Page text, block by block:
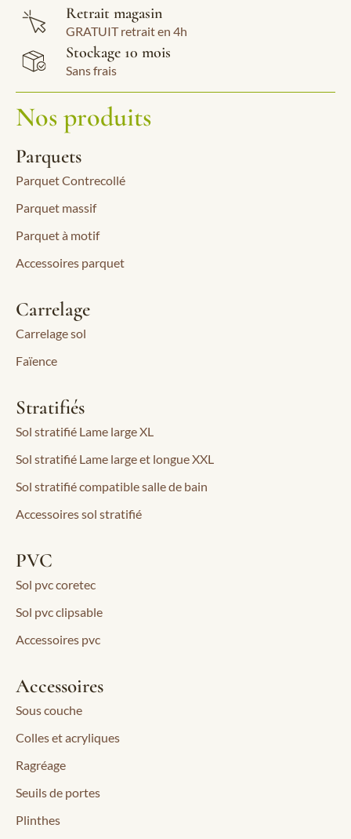
Retrait magasin
GRATUIT retrait en 4h
Stockage 10 mois
Sans frais
Nos produits
Parquets
Parquet Contrecollé
Parquet massif
Parquet à motif
Accessoires parquet
Carrelage
Carrelage sol
Faïence
Stratifiés
Sol stratifié Lame large XL
Sol stratifié Lame large et longue XXL
Sol stratifié compatible salle de bain
Accessoires sol stratifié
PVC
Sol pvc coretec
Sol pvc clipsable
Accessoires pvc
Accessoires
Sous couche
Colles et acryliques
Ragréage
Seuils de portes
Plinthes